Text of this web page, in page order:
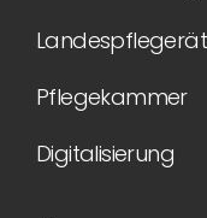
Pflegekammer
Digitalisierung